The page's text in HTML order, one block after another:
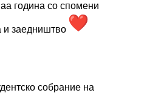
година со спомени
и заедништво
собрание на